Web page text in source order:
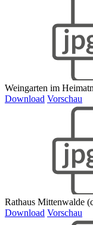
Weingarten im
Download Vorschau
Rathaus Mittenwalde
Download Vorschau